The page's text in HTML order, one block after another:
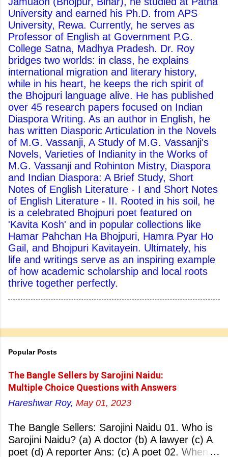
University and earned his Ph.D. from APS
University, Rewa. Currently, he serves as
Professor of English at Government P.G.
College Satna, Madhya Pradesh. Dr. Roy
bridges two worlds: in class, he explains
international migration and literary history,
while in his heart, he keeps the rich spirit of
the Bhojpuri language alive. He has published
over 45 research papers focused on Indian
Diaspora Writing. As an author in English, he
has written Diasporic Articulation in the Novels
of M.G. Vassanji, A Study of M.G. Vassanji's
Novels, Varieties of Indianity in the Works of
M.G. Vassanji and Rohinton Mistry, Diaspora
and Indian Diaspora: A Brief Study, Short
Notes of English Literature - I and Short Notes
of English Literature - II. Rooted in his soil, he
is a celebrated Bhojpuri poet featured on
'Kavita Kosh' and in popular collections like
Hamar Pahchan Ha Bhojpuri, Hamra Pyar Ho
Gail, and Bhojpuri Kavitayein. Ultimately, his
life and writings serve as an inspiring example
of how academic scholarship and local roots
thrive together perfectly.
Popular Posts
The Bangle Sellers by Sarojini Naidu:
Multiple Choice Questions with Answers
Hareshwar Roy, May 01, 2023
The Bangle Sellers: Sarojini Naidu 01. Who is
Sarojini Naidu? (a) A doctor (b) A lawyer (c) A
poet (d) A reporter Ans: (c) A poet 02. When